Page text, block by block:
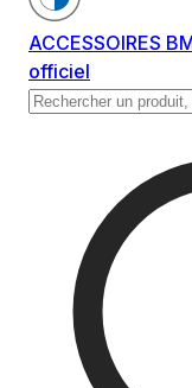
ACCESSOIRES
officiel